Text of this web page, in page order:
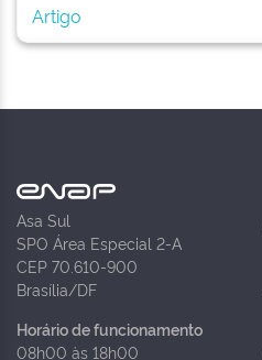
Artigo
Asa Sul
SPO Área Especial 2-A
CEP 70.610-900
Brasília/DF
Horário de funcionamento
08h00 às 18h00